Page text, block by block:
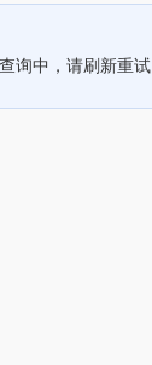
询中，请刷新重试